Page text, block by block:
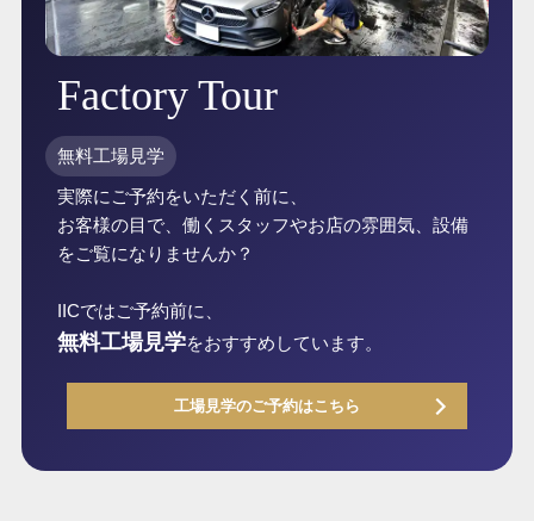
Factory Tour
無料工場見学
実際にご予約をいただく前に、
お客様の目で、働くスタッフやお店の雰囲気、設備
をご覧になりませんか？
IICではご予約前に、
無料工場見学をおすすめしています。
工場見学のご予約はこちら